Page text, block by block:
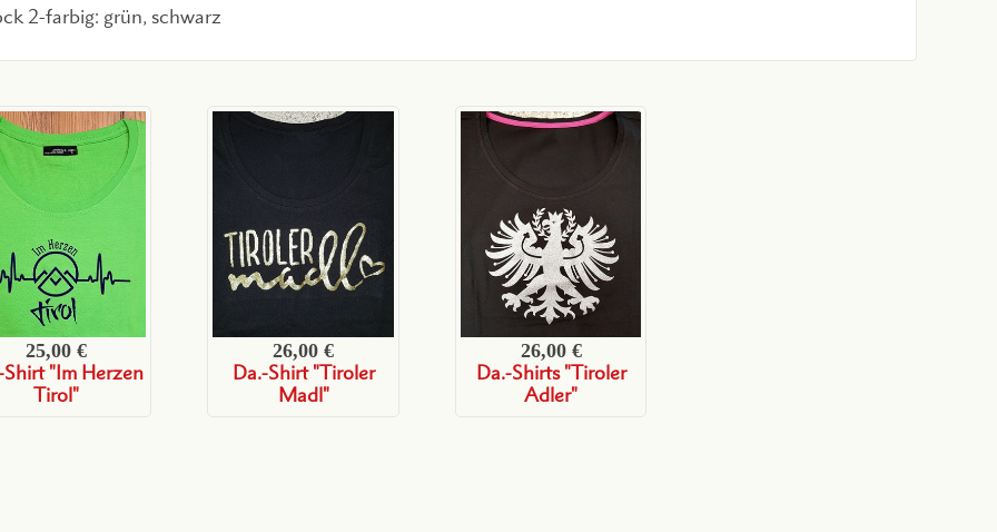
2-farbig: grün, schwarz
25,00 €
"Im Herzen
Tirol"
26,00 €
Da.-Shirt "Tiroler
Madl"
26,00 €
Da.-Shirts "Tiroler
Adler"